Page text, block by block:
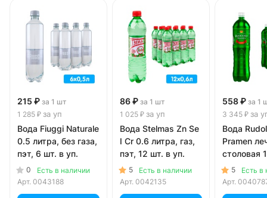
215 ₽ за 1 шт
1 285 ₽ за уп
Вода Fiuggi Naturale
0.5 литра, без газа,
пэт, 6 шт. в уп.
0
Есть в наличии
Арт. 0043188
86 ₽ за 1 шт
1 025 ₽ за уп
Вода Stelmas Zn Se
I Cr 0.6 литра, газ,
пэт, 12 шт. в уп.
5
Есть в наличии
Арт. 0042135
558 ₽ за 1
3 345 ₽ за
Вода
Pramen
столовая
газ, пэт,
5
Есть в
Арт.